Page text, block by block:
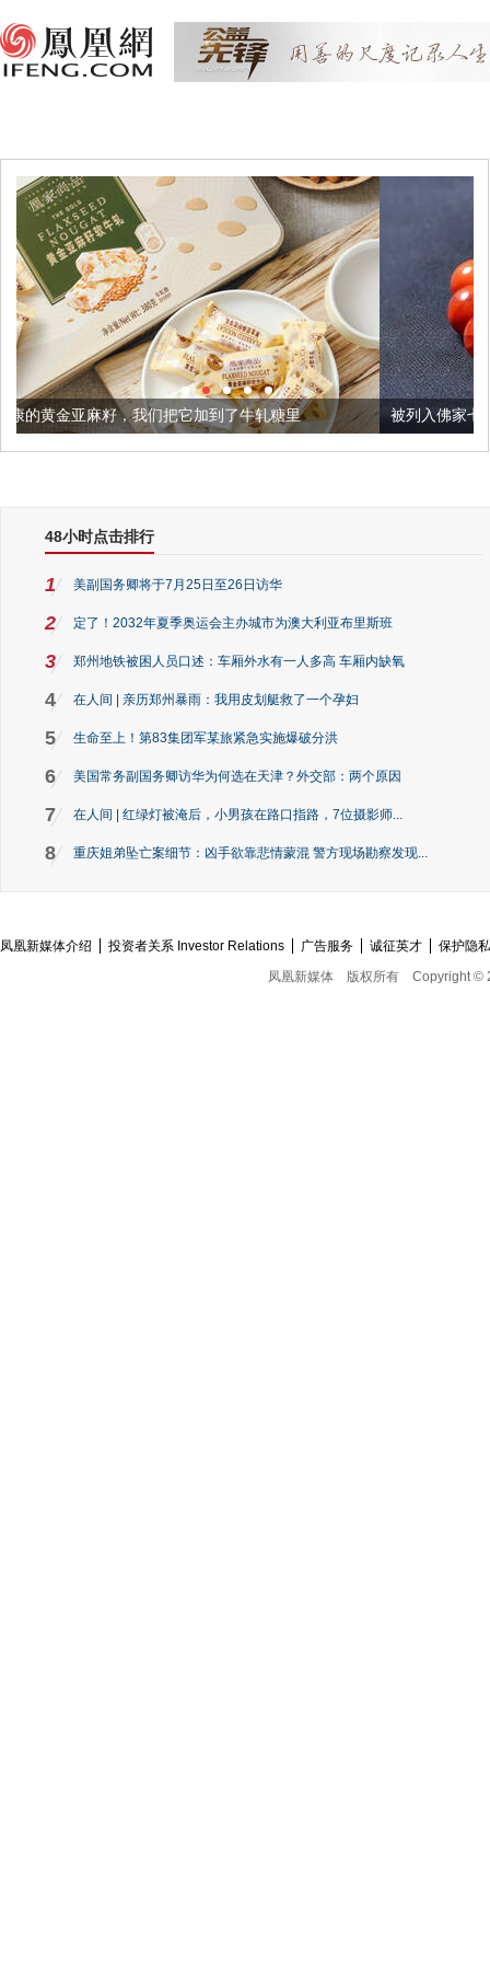
把它加到了牛轧糖里 被列入佛家七宝的它到底有多美？
48小时点击排行
1 美副国务卿将于7月25日至26日访华
2 定了！2032年夏季奥运会主办城市为澳大利亚布里斯班
3 郑州地铁被困人员口述：车厢外水有一人多高 车厢内缺氧
4 在人间 | 亲历郑州暴雨：我用皮划艇救了一个孕妇
5 生命至上！第83集团军某旅紧急实施爆破分洪
6 美国常务副国务卿访华为何选在天津？外交部：两个原因
7 在人间 | 红绿灯被淹后，小男孩在路口指路，7位摄影师...
8 重庆姐弟坠亡案细节：凶手欲靠悲情蒙混 警方现场勘察发现...
凤凰新媒体介绍 投资者关系 Investor Relations 广告服务 诚征英才
保护隐
凤凰新媒体
版权所有 Copyright ©